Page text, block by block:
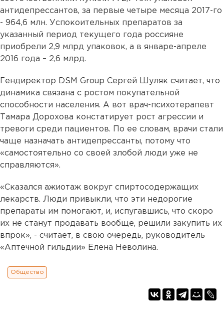
антидепрессантов, за первые четыре месяца 2017-го
- 964,6 млн. Успокоительных препаратов за
указанный период текущего года россияне
приобрели 2,9 млрд упаковок, а в январе-апреле
2016 года – 2,6 млрд.
Гендиректор DSM Group Сергей Шуляк считает, что
динамика связана с ростом покупательной
способности населения. А вот врач-психотерапевт
Тамара Дорохова констатирует рост агрессии и
тревоги среди пациентов. По ее словам, врачи стали
чаще назначать антидепрессанты, потому что
«самостоятельно со своей злобой люди уже не
справляются».
«Сказался ажиотаж вокруг спиртосодержащих
лекарств. Люди привыкли, что эти недорогие
препараты им помогают, и, испугавшись, что скоро
их не станут продавать вообще, решили закупить их
впрок», - считает, в свою очередь, руководитель
«Аптечной гильдии» Елена Неволина.
Общество